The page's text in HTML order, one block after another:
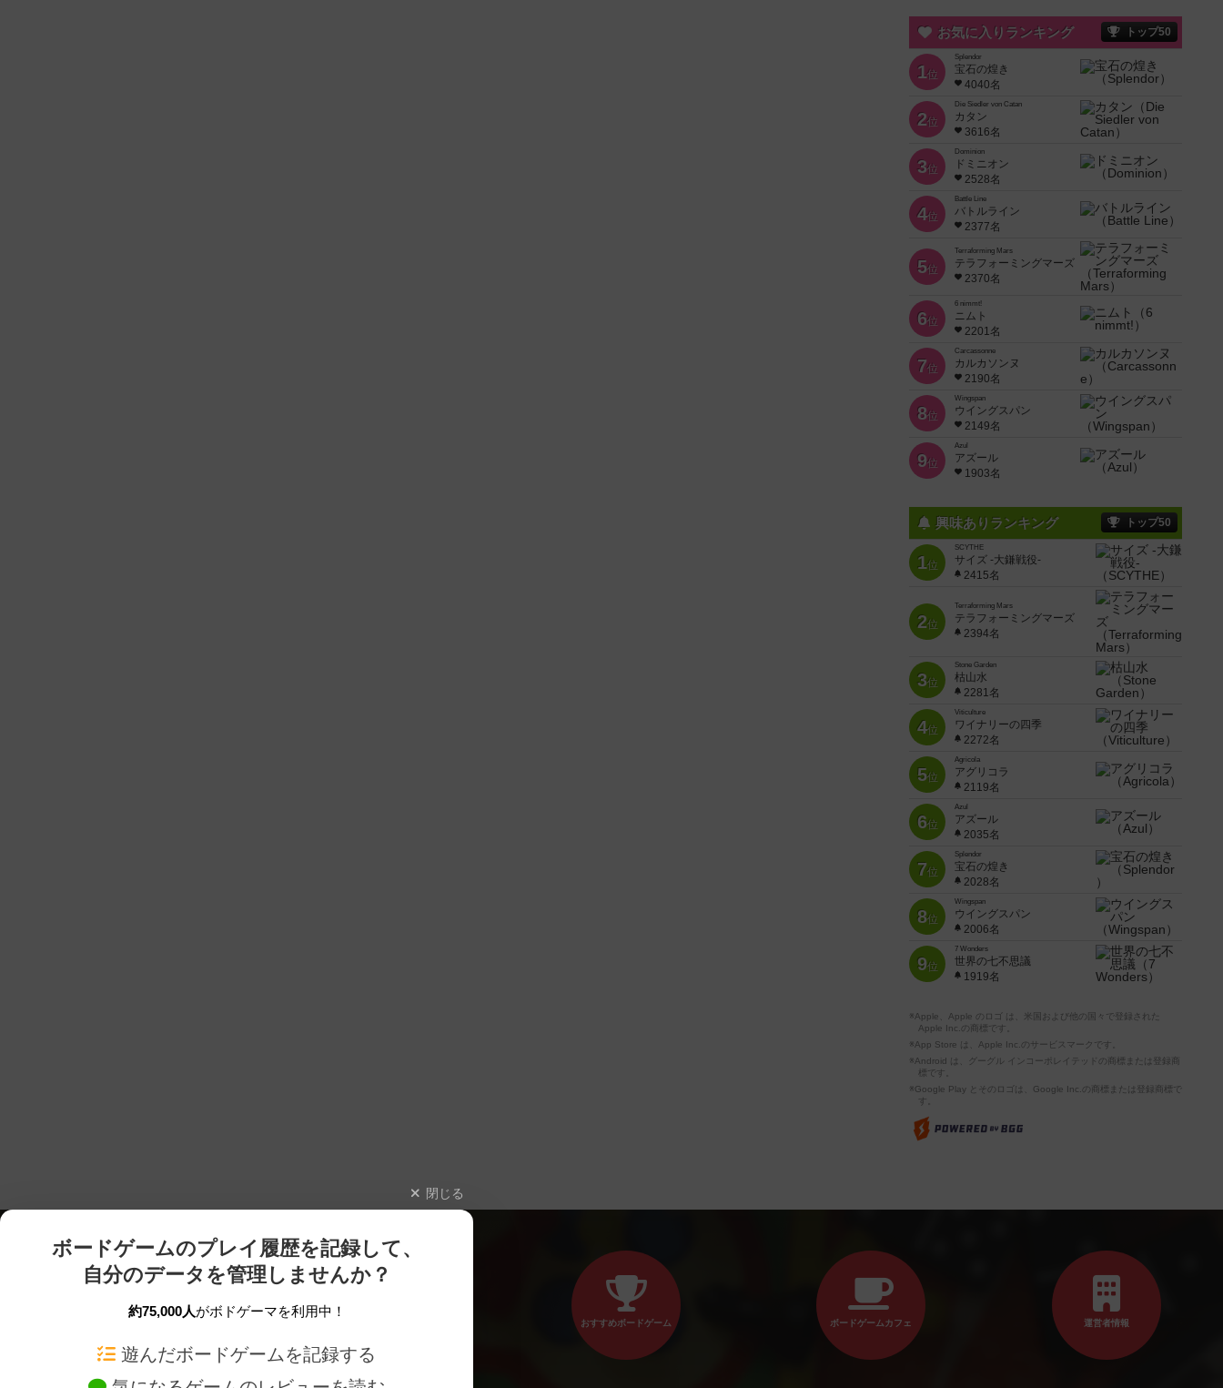
お気に入りランキング トップ50
1位
Splendor
宝石の煌き
4040名
2位
Die Siedler von Catan
カタン
3616名
3位
Dominion
ドミニオン
2528名
4位
Battle Line
バトルライン
2377名
5位
Terraforming Mars
テラフォーミングマーズ
2370名
6位
6 nimmt!
ニムト
2201名
7位
Carcassonne
カルカソンヌ
2190名
8位
Wingspan
ウイングスパン
2149名
9位
Azul
アズール
1903名
興味ありランキング トップ50
1位
SCYTHE
サイズ -大鎌戦役-
2415名
2位
Terraforming Mars
テラフォーミングマーズ
2394名
3位
Stone Garden
枯山水
2281名
4位
Viticulture
ワイナリーの四季
2272名
5位
Agricola
アグリコラ
2119名
6位
Azul
アズール
2035名
7位
Splendor
宝石の煌き
2028名
8位
Wingspan
ウイングスパン
2006名
9位
7 Wonders
世界の七不思議
1919名
※Apple、Apple のロゴ は、米国および他の国々で登録された
Apple Inc.の商標です。
※App Store は、Apple Inc.のサービスマークです。
※Android は、グーグル インコーポレイテッドの商標または登録商
標です。
※Google Play とそのロゴは、Google Inc.の商標または登録商標で
す。
閉じる
ボードゲームのプレイ履歴を記録して、
自分のデータを管理しませんか？
約75,000人がボドゲーマを利用中！
遊んだボードゲームを記録する
おすすめボードゲーム ボードゲームカフェ 運営者情報